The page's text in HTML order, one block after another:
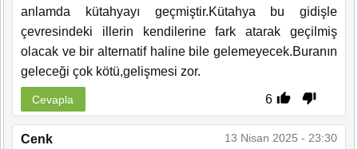
anlamda kütahyayı geçmiştir.Kütahya bu gidişle
çevresindeki illerin kendilerine fark atarak geçilmiş
olacak ve bir alternatif haline bile gelemeyecek.Buranın
geleceği çok kötü,gelişmesi zor.
6
Cevapla
Cenk 13 Nisan 2025 - 23:30